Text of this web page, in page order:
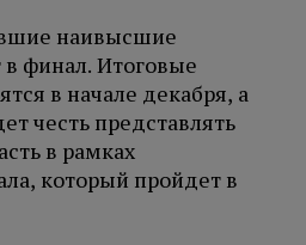
наивысшие
в финал. Итоговые
в начале декабря, а
честь представлять
в рамках
который пройдет в